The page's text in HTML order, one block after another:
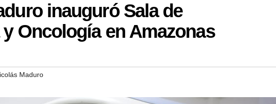
inauguró Sala de
Oncología en Amazonas
Maduro